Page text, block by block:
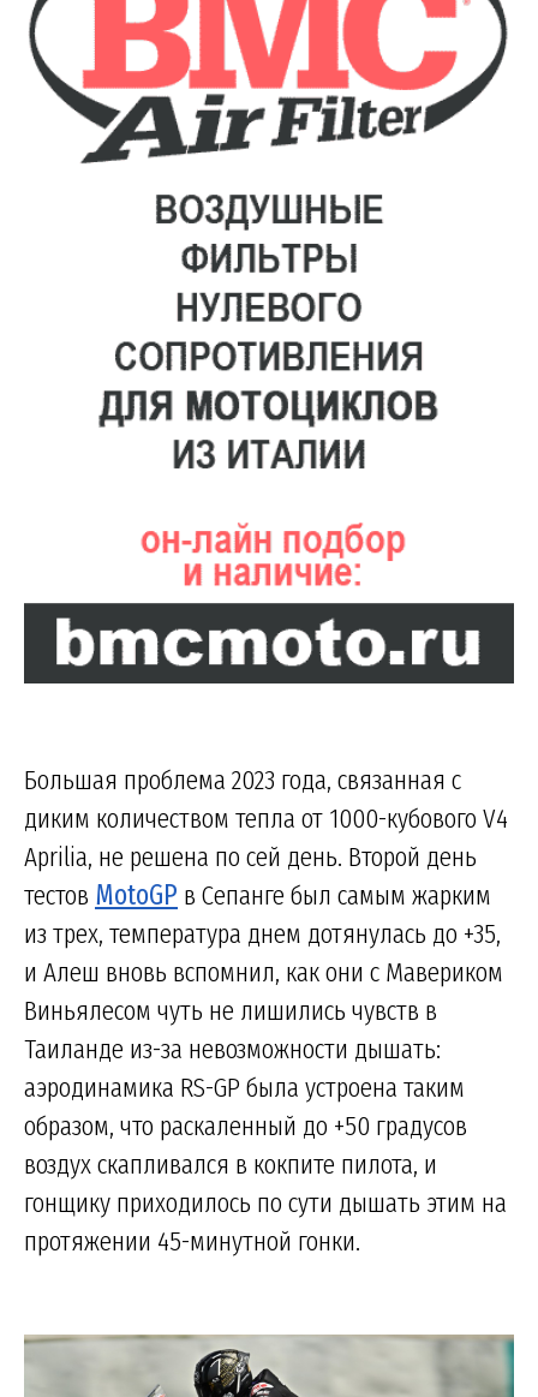
Большая проблема 2023 года, связанная с
диким количеством тепла от 1000-кубового V4
Aprilia, не решена по сей день. Второй день
тестов MotoGP в Сепанге был самым жарким
из трех, температура днем дотянулась до +35,
и Алеш вновь вспомнил, как они с Мавериком
Виньялесом чуть не лишились чувств в
Таиланде из-за невозможности дышать:
аэродинамика RS-GP была устроена таким
образом, что раскаленный до +50 градусов
воздух скапливался в кокпите пилота, и
гонщику приходилось по сути дышать этим на
протяжении 45-минутной гонки.